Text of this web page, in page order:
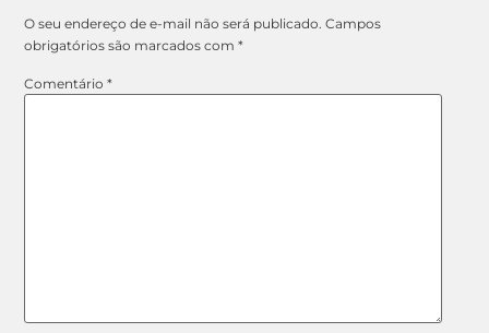
O seu endereço de e-mail não será publicado. Campos
obrigatórios são marcados com*
Comentário*